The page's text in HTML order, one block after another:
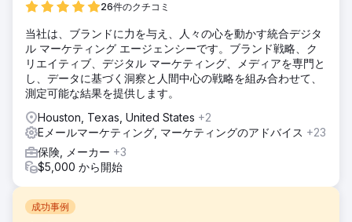
26件のクチコミ
当社は、ブランドに力を与え、人々の心を動かす統合デジタ
ル マーケティング エージェンシーです。ブランド戦略、ク
リエイティブ、デジタル マーケティング、メディアを専門と
し、データに基づく洞察と人間中心の戦略を組み合わせて、
測定可能な結果を提供します。
Houston, Texas, United States +2
Eメールマーケティング, マーケティングのアドバイス +23
保険, メーカー +3
$5,000 から開始
成功事例